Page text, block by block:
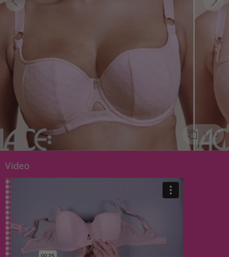
1/ 12
Video